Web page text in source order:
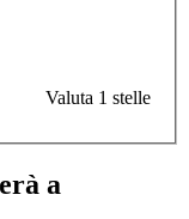
Valuta 1 stelle
a